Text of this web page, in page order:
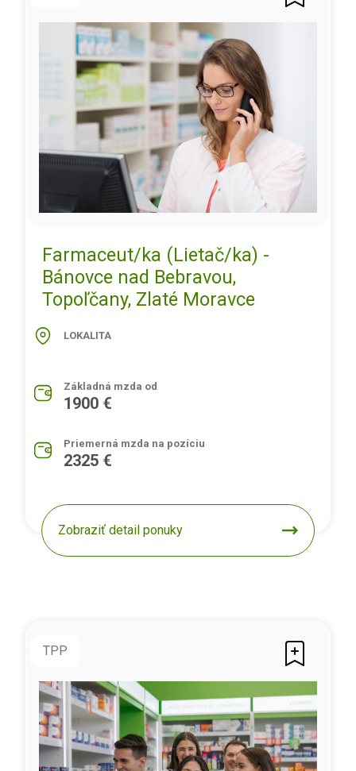
Farmaceut/ka (Lietač/ka) -
Bánovce nad Bebravou,
Topoľčany, Zlaté Moravce
LOKALITA
Základná mzda od
1900 €
Priemerná mzda na pozíciu
2325 €
Zobraziť detail ponuky
TPP